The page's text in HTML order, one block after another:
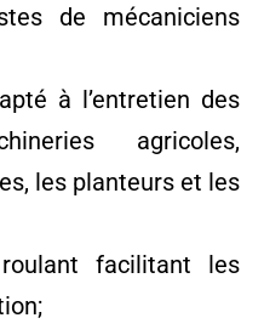
de mécaniciens
à l’entretien des
agricoles,
les planteurs et les
facilitant les